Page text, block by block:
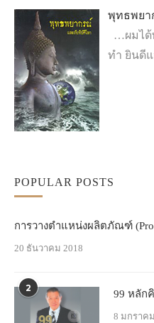
พุทธพยา
…ผมได้
ทำ ยินดี
POPULAR POSTS
การวางตำแหน่งผลิตภัณฑ์
20 ธันวาคม 2018
2
99 หลัก
8 มกราค